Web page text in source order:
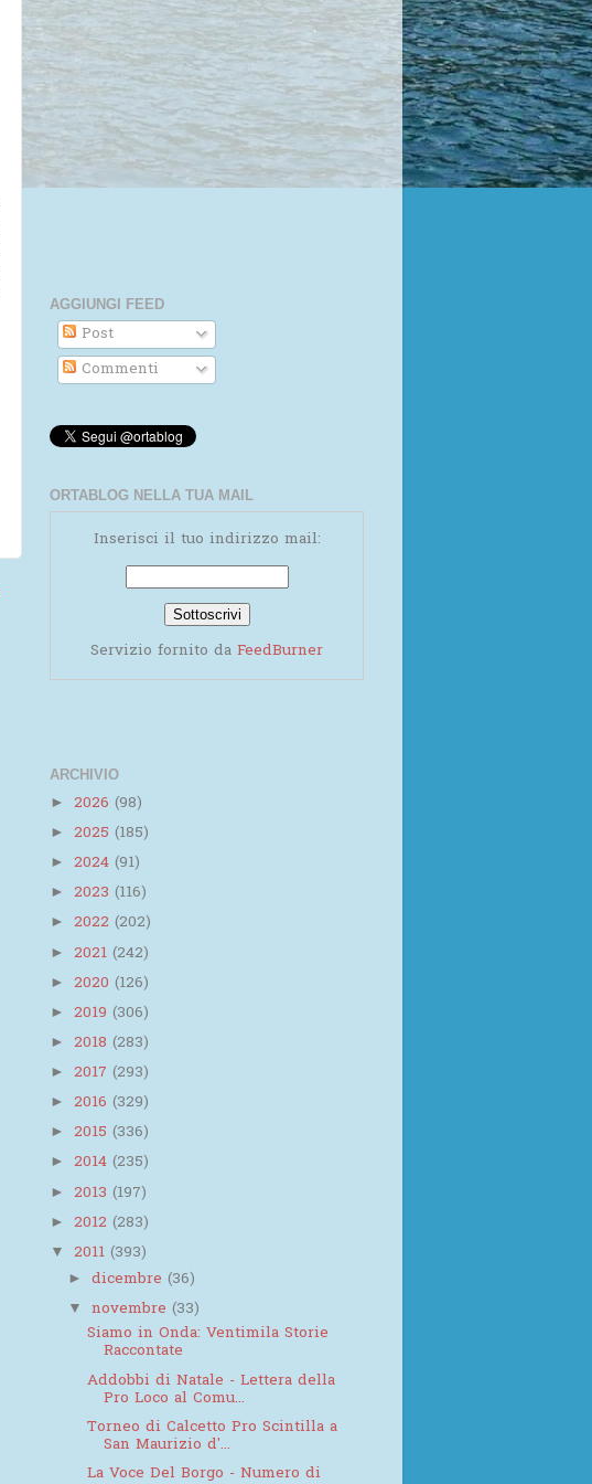
AGGIUNGI FEED
Post
Commenti
ORTABLOG NELLA TUA MAIL
Inserisci il tuo indirizzo mail:
Servizio fornito da FeedBurner
ARCHIVIO
► 2026 (98)
► 2025 (185)
► 2024 (91)
► 2023 (116)
► 2022 (202)
► 2021 (242)
► 2020 (126)
► 2019 (306)
► 2018 (283)
► 2017 (293)
► 2016 (329)
► 2015 (336)
► 2014 (235)
► 2013 (197)
► 2012 (283)
▼ 2011 (393)
►dicembre(36)
▼novembre(33)
Siamo in Onda: Ventimila Storie
Raccontate
Addobbi di Natale - Lettera della
Pro Loco al Comu...
Torneo di Calcetto Pro Scintilla a
San Maurizio d'...
La Voce Del Borgo - Numero di